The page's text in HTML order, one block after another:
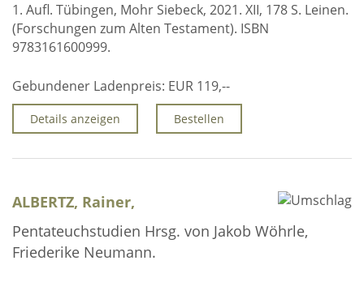
1. Aufl. Tübingen, Mohr Siebeck, 2021. XII, 178 S. Leinen.
(Forschungen zum Alten Testament). ISBN
9783161600999.
Gebundener Ladenpreis: EUR 119,--
Details anzeigen Bestellen
ALBERTZ, Rainer,
Pentateuchstudien Hrsg. von Jakob Wöhrle,
Friederike Neumann.